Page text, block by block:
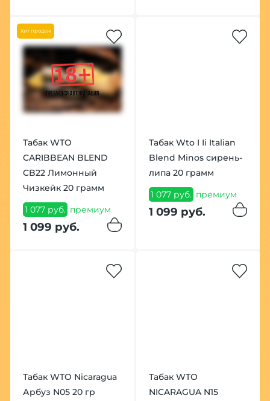
Хит продаж
Табак WTO
CARIBBEAN BLEND
CB22 Лимонный
Чизкейк 20 грамм
1 077 руб. премиум
1 099 руб.
Табак Wto I Ii Italian
Blend Minos сирень-
липа 20 грамм
1 077 руб. премиум
1 099 руб.
Табак WTO Nicaragua
Арбуз N05 20 гр
Табак WTO
NICARAGUA N15